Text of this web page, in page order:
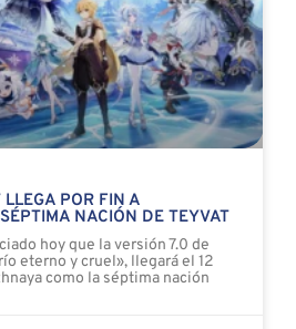
POR FIN A
NACIÓN DE TEYVAT
hoy que la versión 7.0 de
eterno y cruel», llegará el 12
como la séptima nación